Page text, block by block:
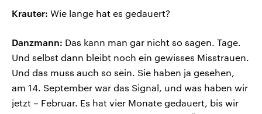
Krauter: Wie lange hat es gedauert?
Danzmann: Das kann man gar nicht so sagen. Tage.
Und selbst dann bleibt noch ein gewisses Misstrauen.
Und das muss auch so sein. Sie haben ja gesehen,
am 14. September war das Signal, und was haben wir
jetzt – Februar. Es hat vier Monate gedauert, bis wir